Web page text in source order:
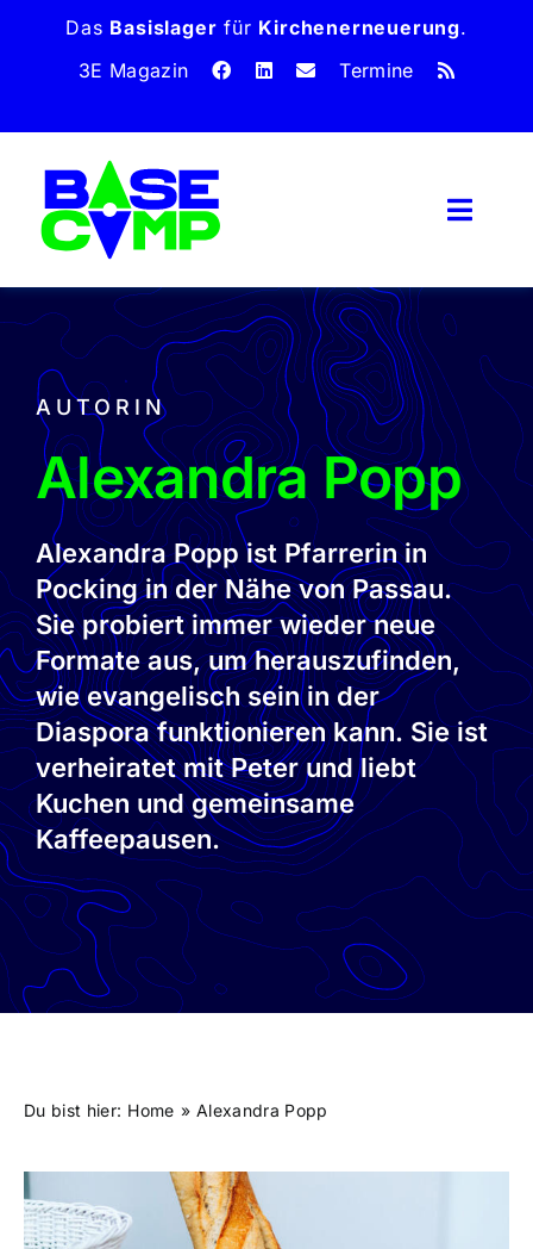
springen
Das Basislager für Kirchen­erneuerung.
3E Magazin
Termine
Magazin
Dossiers
Über uns
Unterstütze uns
AUTORIN
Alexandra Popp
Alexandra Popp ist Pfarrerin in
Pocking in der Nähe von Passau.
Sie probiert immer wieder neue
Formate aus, um herauszufinden,
wie evangelisch sein in der
Diaspora funktionieren kann. Sie ist
verheiratet mit Peter und liebt
Kuchen und gemeinsame
Kaffeepausen.
Du bist hier: Home Alexandra Popp